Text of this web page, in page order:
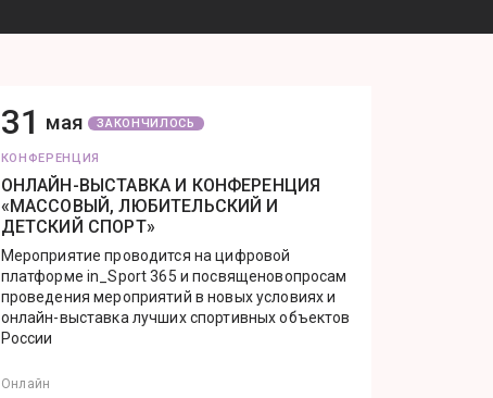
31 мая ЗАКОНЧИЛОСЬ
КОНФЕРЕНЦИЯ
ОНЛАЙН-ВЫСТАВКА И КОНФЕРЕНЦИЯ
«МАССОВЫЙ, ЛЮБИТЕЛЬСКИЙ И
ДЕТСКИЙ СПОРТ»
Мероприятие проводится на цифровой
платформе in_Sport 365 и посвященовопросам
проведения мероприятий в новых условиях и
онлайн-выставка лучших спортивных объектов
России
Онлайн